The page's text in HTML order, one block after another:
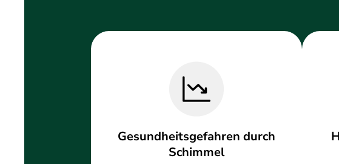
Gesundheitsgefahren durch
Schimmel